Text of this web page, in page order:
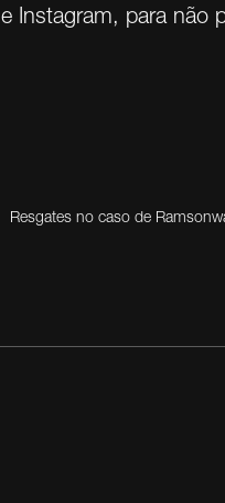
e Instagram, para não
Resgates no caso de